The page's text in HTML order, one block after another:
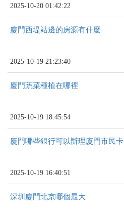
2025-10-20 01:42:22
廈門西堤站邊的房源有什麼
2025-10-19 21:23:40
廈門蔬菜種植在哪裡
2025-10-19 18:45:54
廈門哪些銀行可以辦理廈門市民卡
2025-10-19 16:40:51
深圳廈門北京哪個最大